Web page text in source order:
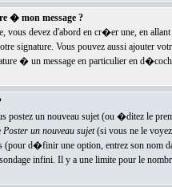
� mon message ?
vous devez d'abord en cr�er une, en
signature. Vous pouvez aussi ajouter
� un message en particulier en
postez un nouveau sujet (ou �ditez le
Poster un nouveau sujet(si vous ne le voyez
(pour d�finir une option, entrez son nom
infini. Il y a une limite pour le